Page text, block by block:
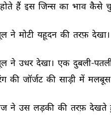
होते हैं इस जिन्स का भाव कैसे
ने मोटी यहूदन की तरफ़ देखा।
ने उधर देखा। एक दुबली-
की जॉर्जट की साड़ी में मलबूस
ने उस लड़की की तरफ़ देखते